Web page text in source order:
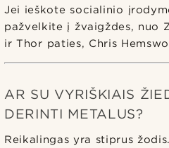
Jei ieškote socialinio
pažvelkite į žvaigždes, nuo
ir Thor paties, Chris
AR SU VYRIŠKIAIS
DERINTI METALUS?
Reikalingas yra stiprus